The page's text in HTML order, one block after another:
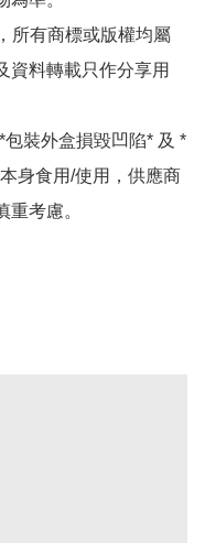
所有商標或版權均屬
資料轉載只作分享用
裝外盒損毀凹陷* 及 *
身食用/使用，供應商